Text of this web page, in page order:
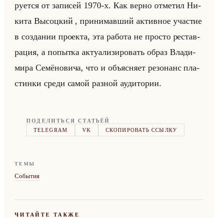
ру­ет­ся от за­пи­сей 1970-х. Как верно от­ме­тил Ни­
ки­та Вы­соц­кий , при­ни­мав­ший ак­тив­ное уча­стие
в со­зда­нии про­ек­та, эта ра­бо­та не про­сто ре­став­
ра­ция, а по­пыт­ка ак­ту­али­зи­ро­вать образ Вла­ди­
ми­ра Се­мё­но­ви­ча, что и объяс­ня­ет ре­зо­нанс пла­
стин­ки среди самой раз­ной ауди­то­рии.
ПОДЕЛИТЬСЯ СТАТЬЁЙ
TELEGRAM
VK СКОПИРОВАТЬ ССЫЛКУ
ТЕМЫ
События
ЧИТАЙТЕ ТАКЖЕ